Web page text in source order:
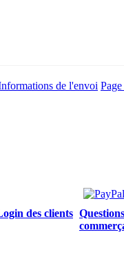
de l'envoi
des clients